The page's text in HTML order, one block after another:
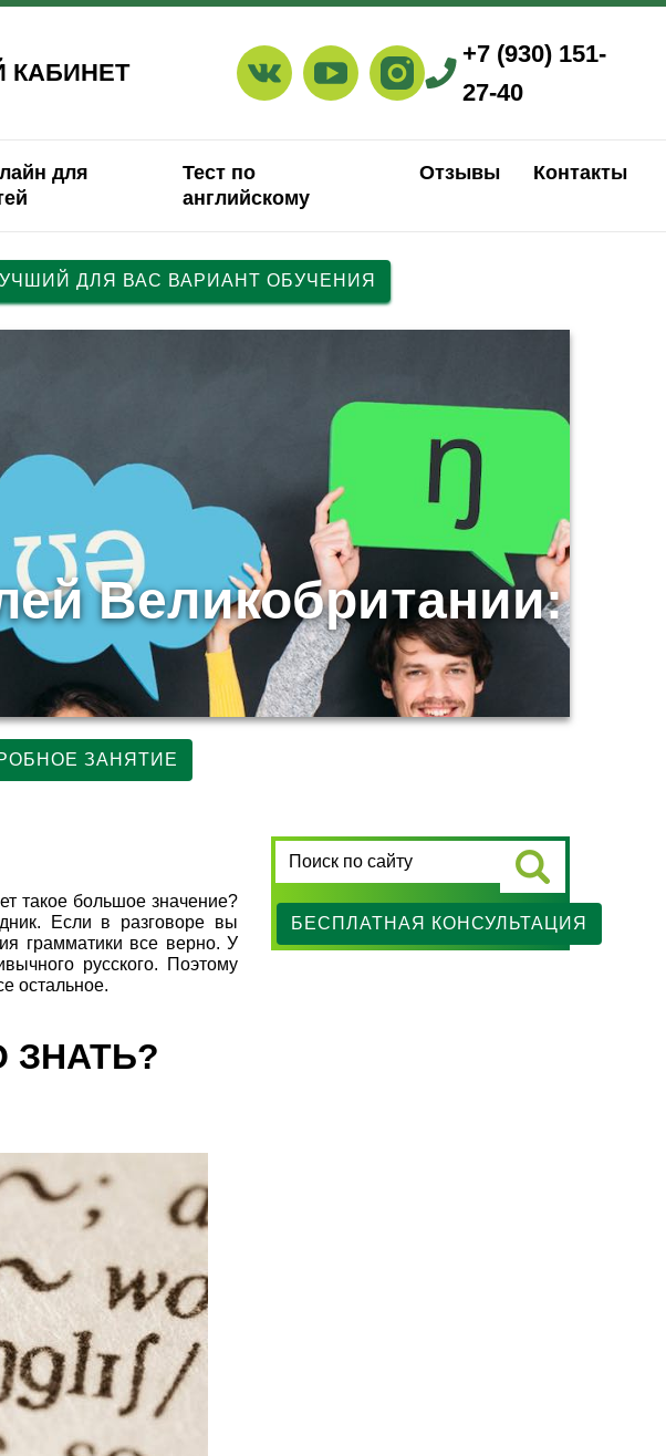
КАБИНЕТ
+7 (930) 151-
27-40
для
Тест по
английскому
Отзывы Контакты
ДЛЯ ВАС ВАРИАНТ ОБУЧЕНИЯ
Великобритании:
ЗАНЯТИЕ
такое большое значение?
Если в разговоре вы
грамматики все верно. У
русского. Поэтому
остальное.
БЕСПЛАТНАЯ КОНСУЛЬТАЦИЯ